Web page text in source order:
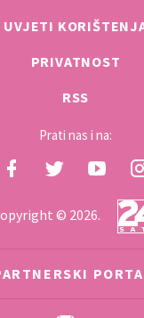
UVJETI
PRIVATNOST
RSS
Prati nas i na:
© 2026.